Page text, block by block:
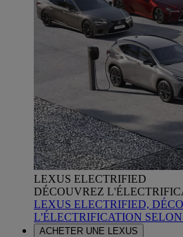
LEXUS ELECTRIFIED
DÉCOUVREZ
LEXUS ELECTRIFIED,
L'ÉLECTRIFICATION
ACHETER UNE LEXUS